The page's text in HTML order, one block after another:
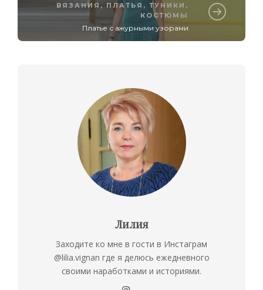
ВЯЗАНИЯ , ПЛАТЬЯ, ТУНИКИ,
КОСТЮМЫ
Платье с ажурными узорами
Лилия
Заходите ко мне в гости в Инстаграм
@lilia.vignan где я делюсь ежедневного
своими наработками и историями.